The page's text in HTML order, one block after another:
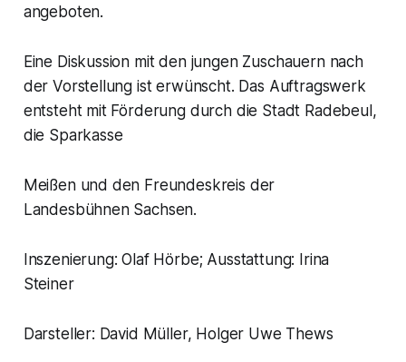
angeboten.
Eine Diskussion mit den jungen Zuschauern nach
der Vorstellung ist erwünscht. Das Auftragswerk
entsteht mit Förderung durch die Stadt Radebeul,
die Sparkasse
Meißen und den Freundeskreis der
Landesbühnen Sachsen.
Inszenierung: Olaf Hörbe; Ausstattung: Irina
Steiner
Darsteller: David Müller, Holger Uwe Thews